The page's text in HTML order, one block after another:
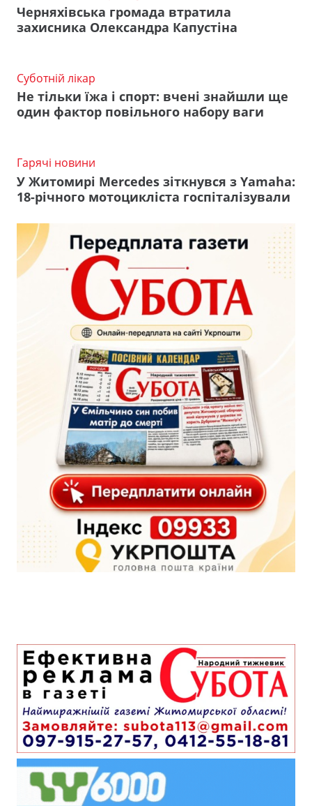
Черняхівська громада втратила
захисника Олександра Капустіна
Суботній лікар
Не тільки їжа і спорт: вчені знайшли ще
один фактор повільного набору ваги
Гарячі новини
У Житомирі Mercedes зіткнувся з Yamaha:
18-річного мотоцикліста госпіталізували